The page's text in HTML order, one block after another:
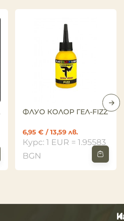
ФЛУО КОЛОР ГЕЛ-FIZZ
6,95 € / 13,59 лв.
Курс: 1 EUR = 1.95583
BGN